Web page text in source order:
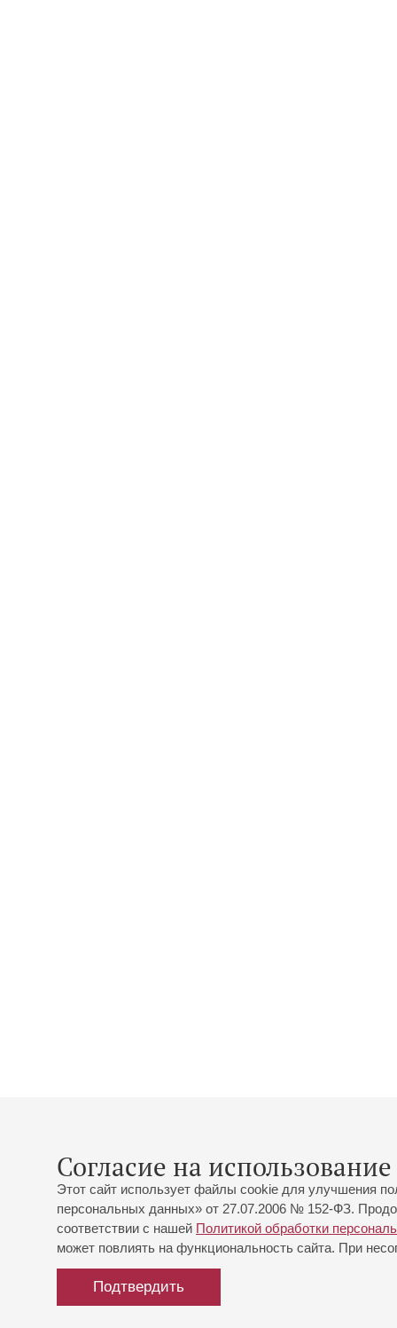
Согласие на
Этот сайт использует файлы cookie для улучшения
персональных данных» от 27.07.2006 № 152-ФЗ.
соответствии с нашей Политикой обработки
может повлиять на функциональность сайта. При
Подтвердить